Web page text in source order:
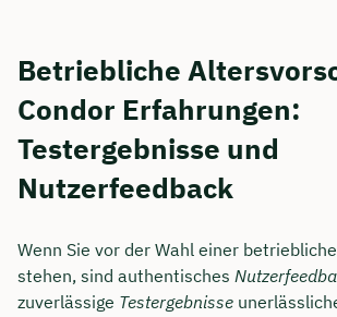
Betriebliche
Condor Erfahrungen:
Testergebnisse und
Nutzerfeedback
Wenn Sie vor der Wahl einer
stehen, sind authentisches
zuverlässige Testergebnisse
Jetzt persönliches
Tobias Niendieck
Wir beraten dich Montag bis Freitag